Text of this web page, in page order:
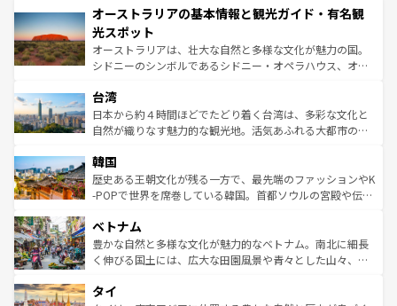
部のニューオーリンズでは、音楽と美食が融合した独特の
文化が魅力。旅行者はアメリカの各地域で異なる魅力を楽
しみながら、その多様性と豊かな歴史を感じることができ
るだろう。車でのロードトリップや列車の旅も、アメリカ
情報は
ワイ島は見逃せない。また、定番の観光地といえばオアフ
島だが、静かな自然を求めるならマウイ島やカウアイ島が
おすすめ。エメラルドグリーンに輝く海をはじめ、豊かな
文化や歴史が息づいている。「アロハスピリット」と呼ば
人々、おいしいローカルフードやハワイアンミュージッ
ク、伝統的なフラダンスなど、すべてがハワイの魅力を彩
っている。訪れるたびに新しい発見と感動が待っているハ
はコンテンツ一覧
オーストラリアの基本情報と観光ガイド・有名観
光スポット
オーストラリアは、壮大な自然と多様な文化が魅力の国。
シドニーのシンボルであるシドニー・オペラハウス、オー
リアリーフや大陸中央部にそびえるウルル（エアーズロッ
ク）、タスマニアの美しい原生林やケアンズの熱帯雨林な
ど、見どころがたくさん。また、カフェやワイン、オージ
いる。アクティビティも充実しており、サーフィンやダイ
ビング、ハイキングなど、アウトドア好きにはたまらな
い。オーストラリアの多彩な魅力を存分に味わいつくそ
参照してほしい。
台湾
日本から約４時間ほどでたどり着く台湾は、多彩な文化と
自然が織りなす魅力的な観光地。活気あふれる大都市の台
ン）、静ひつな山岳地帯である台湾東部など、都市の喧騒
と山間の静けさが共存しており、訪れる人に新しい発見と
驚きをもたらしてくれる。また、奥深い台湾の食文化も魅
容にもいいと評判のスイーツなど、バラエティ豊かな料理
が味わえる。 なお、新着の台湾情報は コンテンツ一覧を参
照してほしい。
韓国
歴史ある王朝文化が残る一方で、最先端のファッションやK
-POPで世界を席巻している韓国。首都ソウルの宮殿や伝統
き、地方に足を延ばせば四季折々の自然美を楽しむことが
できる。そして、キムチや焼肉、絶品のストリートフード
まで、さまざまな韓国料理が待っている。夜には、韓国な
リティに包まれながら、韓国の多彩な魅力を心ゆくまで味
ベトナム
豊かな自然と多様な文化が魅力的なベトナム。南北に細長
く伸びる国土には、広大な田園風景や青々とした山々、世
急速な発展と共に伝統が息づく。ハノイの古い町並みやホ
タイ